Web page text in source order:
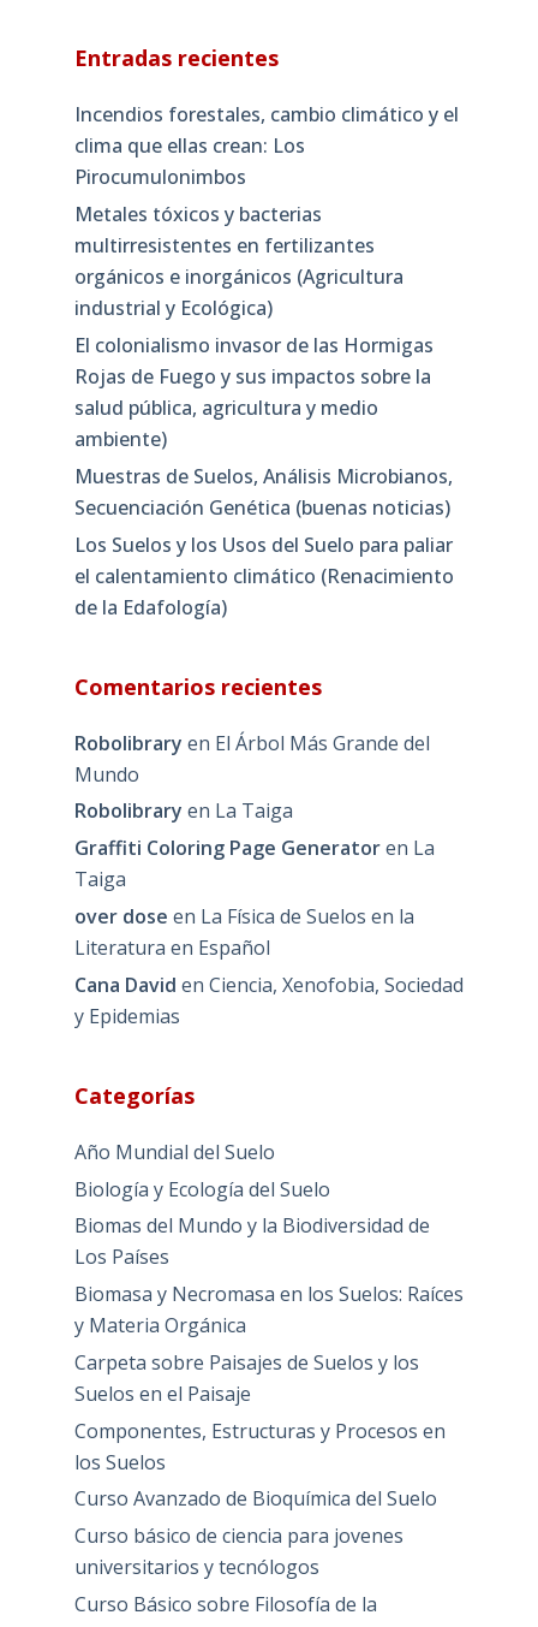
Entradas recientes
Incendios forestales, cambio climático y el
clima que ellas crean: Los
Pirocumulonimbos
Metales tóxicos y bacterias
multirresistentes en fertilizantes
orgánicos e inorgánicos (Agricultura
industrial y Ecológica)
El colonialismo invasor de las Hormigas
Rojas de Fuego y sus impactos sobre la
salud pública, agricultura y medio
ambiente)
Muestras de Suelos, Análisis Microbianos,
Secuenciación Genética (buenas noticias)
Los Suelos y los Usos del Suelo para paliar
el calentamiento climático (Renacimiento
de la Edafología)
Comentarios recientes
Robolibrary en El Árbol Más Grande del
Mundo
Robolibrary en La Taiga
Graffiti Coloring Page Generatoren La
Taiga
over dose en La Física de Suelos en la
Literatura en Español
Cana David en Ciencia, Xenofobia, Sociedad
y Epidemias
Categorías
Año Mundial del Suelo
Biología y Ecología del Suelo
Biomas del Mundo y la Biodiversidad de
Los Países
Biomasa y Necromasa en los Suelos: Raíces
y Materia Orgánica
Carpeta sobre Paisajes de Suelos y los
Suelos en el Paisaje
Componentes, Estructuras y Procesos en
los Suelos
Curso Avanzado de Bioquímica del Suelo
Curso básico de ciencia para jovenes
universitarios y tecnólogos
Curso Básico sobre Filosofía de la